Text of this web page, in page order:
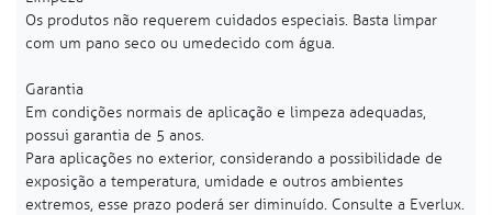
Os produtos não requerem cuidados especiais. Basta limpar
com um pano seco ou umedecido com água.
Garantia
Em condições normais de aplicação e limpeza adequadas,
possui garantia de 5 anos.
Para aplicações no exterior, considerando a possibilidade de
exposição a temperatura, umidade e outros ambientes
extremos, esse prazo poderá ser diminuído. Consulte a Everlux.